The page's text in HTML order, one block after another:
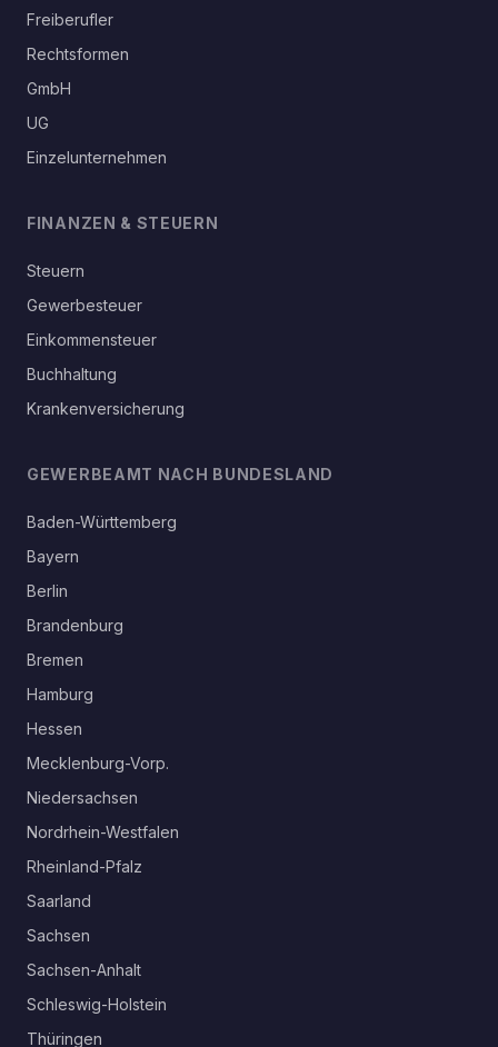
Freiberufler
Rechtsformen
GmbH
UG
Einzelunternehmen
FINANZEN & STEUERN
Steuern
Gewerbesteuer
Einkommensteuer
Buchhaltung
Krankenversicherung
GEWERBEAMT NACH BUNDESLAND
Baden-Württemberg
Bayern
Berlin
Brandenburg
Bremen
Hamburg
Hessen
Mecklenburg-Vorp.
Niedersachsen
Nordrhein-Westfalen
Rheinland-Pfalz
Saarland
Sachsen
Sachsen-Anhalt
Schleswig-Holstein
Thüringen